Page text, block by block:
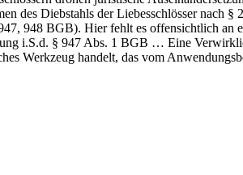
des Diebstahls der Liebesschlösser nach
948 BGB). Hier fehlt es offensichtlich an
i.S.d. § 947 Abs. 1 BGB … Eine
Werkzeug handelt, das vom